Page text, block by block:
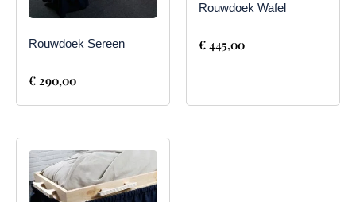
Rouwdoek Sereen
€ 290,00
Rouwdoek Wafel
€ 445,00